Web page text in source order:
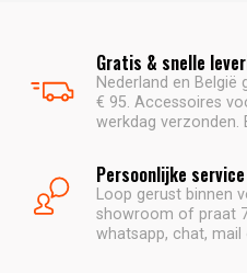
Gratis & snelle
Nederland en België
€ 95. Accessoires
werkdag verzonden.
Persoonlijke service
Loop gerust binnen
showroom of praat
whatsapp, chat,